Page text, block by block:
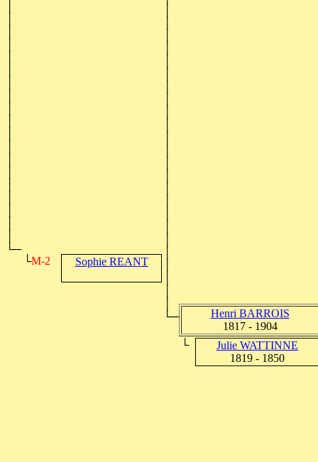
└─
└M-2 Sophie REANT
└─
Henri BARROIS
1817 - 1904
└
Julie WATTINNE
1819 - 1850